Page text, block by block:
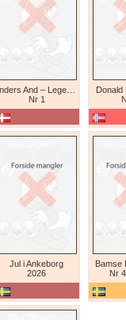
Nr 1
Donald
Jul i Ankeborg
2026
Bamse
Nr